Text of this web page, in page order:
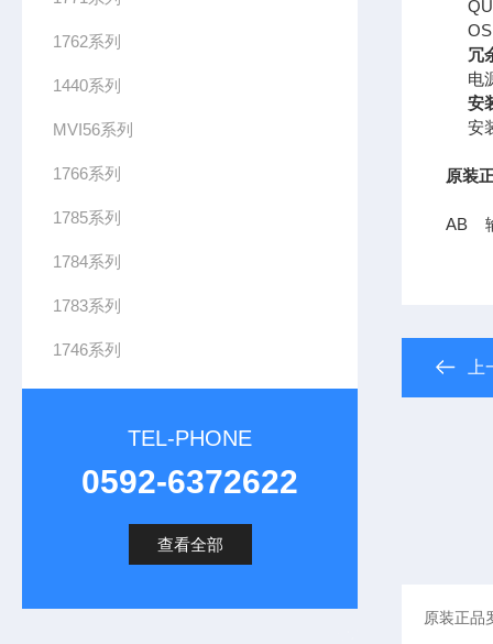
1762系列
1440系列
MVI56系列
1766系列
1785系列
1784系列
1783系列
1746系列
TEL-PHONE
0592-6372622
查看全部
冗
电
安
安
原装
AB